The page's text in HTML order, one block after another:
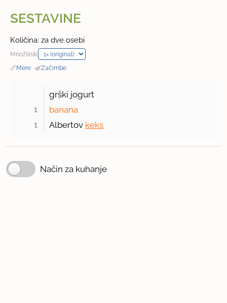
SESTAVINE
Količina: za dve osebi
Množilnik:
📏Mere · 🌿Začimbe
grški jogurt
1 banana
1 Albertov keks
Način za kuhanje